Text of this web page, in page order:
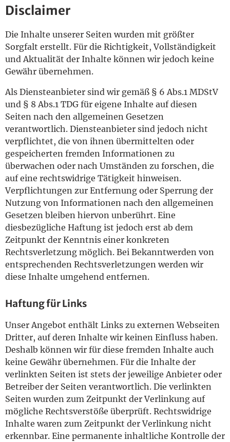
Disclaimer
Die Inhalte unserer Seiten wurden mit größter
Sorgfalt erstellt. Für die Richtigkeit, Vollständigkeit
und Aktualität der Inhalte können wir jedoch keine
Gewähr übernehmen.
Als Diensteanbieter sind wir gemäß § 6 Abs.1 MDStV
und § 8 Abs.1 TDG für eigene Inhalte auf diesen
Seiten nach den allgemeinen Gesetzen
verantwortlich. Diensteanbieter sind jedoch nicht
verpflichtet, die von ihnen übermittelten oder
gespeicherten fremden Informationen zu
überwachen oder nach Umständen zu forschen, die
auf eine rechtswidrige Tätigkeit hinweisen.
Verpflichtungen zur Entfernung oder Sperrung der
Nutzung von Informationen nach den allgemeinen
Gesetzen bleiben hiervon unberührt. Eine
diesbezügliche Haftung ist jedoch erst ab dem
Zeitpunkt der Kenntnis einer konkreten
Rechtsverletzung möglich. Bei Bekanntwerden von
entsprechenden Rechtsverletzungen werden wir
diese Inhalte umgehend entfernen.
Haftung für Links
Unser Angebot enthält Links zu externen Webseiten
Dritter, auf deren Inhalte wir keinen Einfluss haben.
Deshalb können wir für diese fremden Inhalte auch
keine Gewähr übernehmen. Für die Inhalte der
verlinkten Seiten ist stets der jeweilige Anbieter oder
Betreiber der Seiten verantwortlich. Die verlinkten
Seiten wurden zum Zeitpunkt der Verlinkung auf
mögliche Rechtsverstöße überprüft. Rechtswidrige
Inhalte waren zum Zeitpunkt der Verlinkung nicht
erkennbar. Eine permanente inhaltliche Kontrolle der